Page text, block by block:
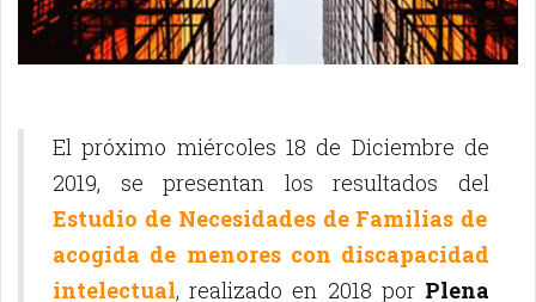
El próximo miércoles 18 de Diciembre de
2019, se presentan los resultados del
Estudio de Necesidades de Familias de
acogida de menores con discapacidad
intelectual, realizado en 2018 porPlena